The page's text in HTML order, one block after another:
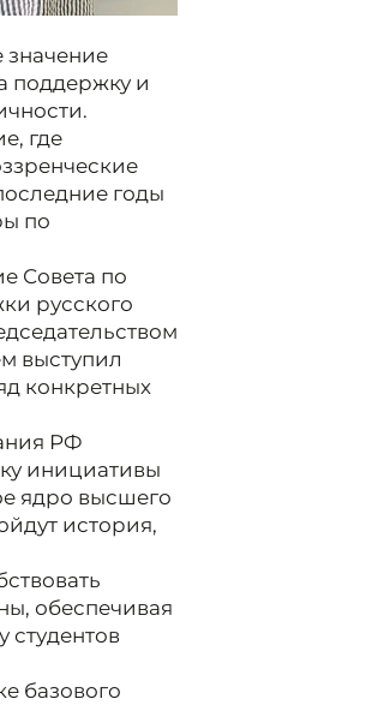
значение
поддержку и
где
годы
по
Совета по
русского
выступил
конкретных
РФ
инициативы
ядро высшего
история,
обеспечивая
базового